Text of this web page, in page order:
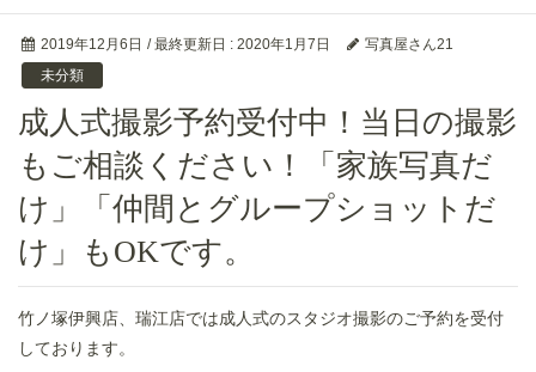
2019年12月6日 / 最終更新日 : 2020年1月7日
写真屋さん21
未分類
成人式撮影予約受付中！当日の撮影
もご相談ください！「家族写真だ
け」「仲間とグループショットだ
け」もOKです。
竹ノ塚伊興店、瑞江店では成人式のスタジオ撮影のご予約を受付
しております。